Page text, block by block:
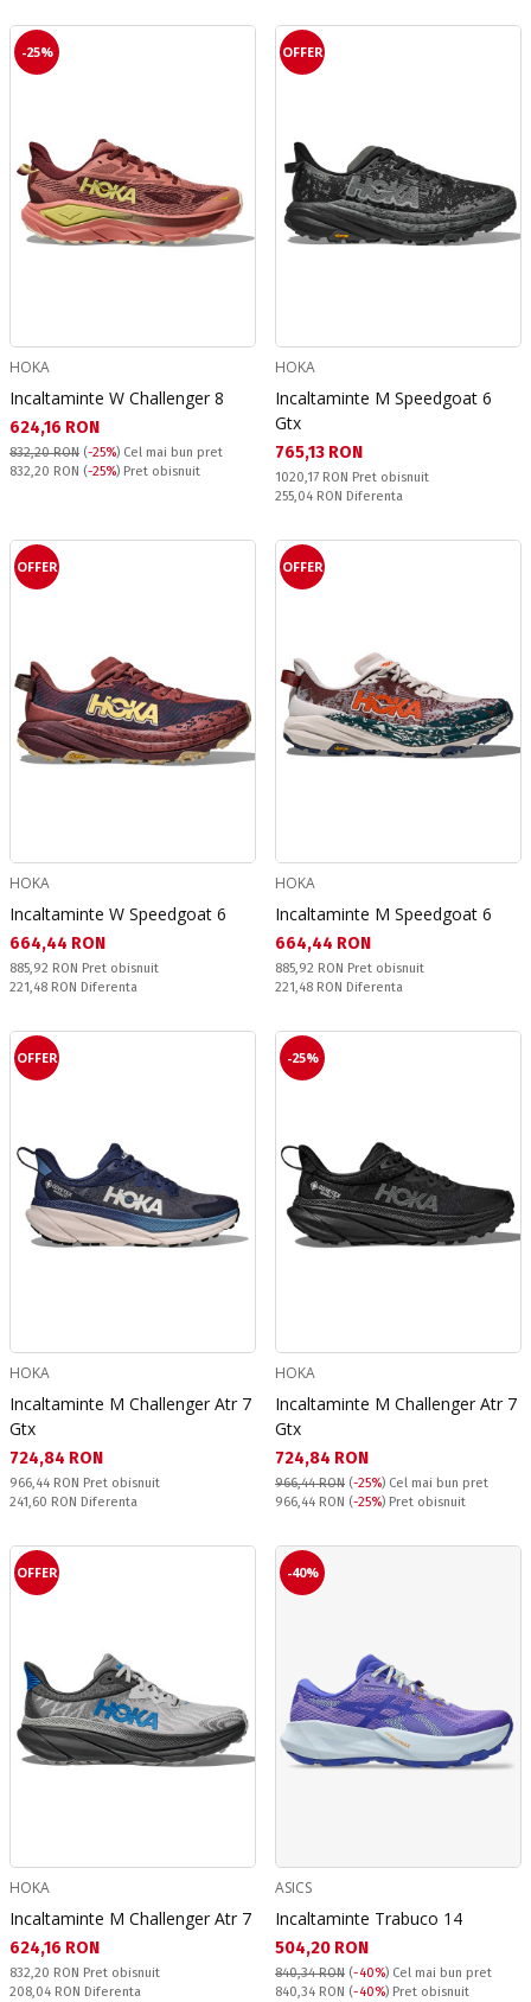
-25%
HOKA
Incaltaminte W Challenger 8
Текуща цена:
624,16 RON
832,20 RON (-25%) Cel mai bun pret
Pret obisnuit:
832,20 RON (-25%) Pret obisnuit
OFFER
HOKA
Incaltaminte M Speedgoat 6
Gtx
Текуща цена:
765,13 RON
Pret obisnuit:
1020,17 RON Pret obisnuit
Спестявате:
255,04 RON Diferenta
OFFER
HOKA
Incaltaminte W Speedgoat 6
Текуща цена:
664,44 RON
Pret obisnuit:
885,92 RON Pret obisnuit
Спестявате:
221,48 RON Diferenta
OFFER
HOKA
Incaltaminte M Speedgoat 6
Текуща цена:
664,44 RON
Pret obisnuit:
885,92 RON Pret obisnuit
Спестявате:
221,48 RON Diferenta
OFFER
HOKA
Incaltaminte M Challenger Atr 7
Gtx
Текуща цена:
724,84 RON
Pret obisnuit:
966,44 RON Pret obisnuit
Спестявате:
241,60 RON Diferenta
-25%
HOKA
Incaltaminte M Challenger Atr 7
Gtx
Текуща цена:
724,84 RON
966,44 RON (-25%) Cel mai bun pret
Pret obisnuit:
966,44 RON (-25%) Pret obisnuit
OFFER
HOKA
Incaltaminte M Challenger Atr 7
Текуща цена:
624,16 RON
Pret obisnuit:
832,20 RON Pret obisnuit
Спестявате:
208,04 RON Diferenta
-40%
ASICS
Incaltaminte Trabuco 14
Текуща цена:
504,20 RON
840,34 RON (-40%) Cel mai bun pret
Pret obisnuit:
840,34 RON (-40%) Pret obisnuit